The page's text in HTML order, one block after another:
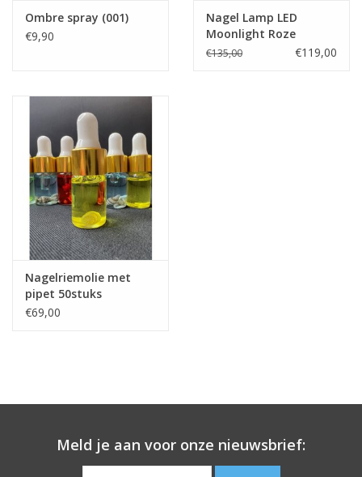
Ombre spray (001)
€9,90
Nagel Lamp LED
Moonlight Roze
€135,00 €119,00
Nagelriemolie met
pipet 50stuks
€69,00
Meld je aan voor onze nieuwsbrief: